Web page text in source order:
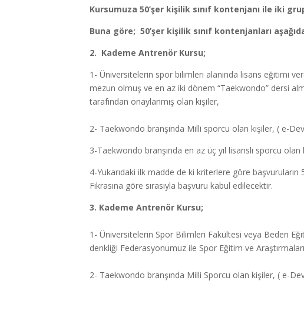
Kursumuza 50’şer kişilik sınıf kontenjanı ile iki
Buna göre; 50’şer kişilik sınıf kontenjanları
2. Kademe Antrenör Kursu;
1- Üniversitelerin spor bilimleri alanında lisans eğitimi
mezun olmuş ve en az iki dönem “Taekwondo” dersi
tarafından onaylanmış olan kişiler,
2- Taekwondo branşında Milli sporcu olan kişiler, ( e-
3-Taekwondo branşında en az üç yıl lisanslı sporcu olan
4-Yukarıdaki ilk madde de ki kriterlere göre
Fıkrasına göre sırasıyla başvuru kabul edilecektir.
3. Kademe Antrenör Kursu;
1- Üniversitelerin Spor Bilimleri Fakültesi veya Beden
denkliği Federasyonumuz ile Spor Eğitim ve
2- Taekwondo branşında Milli Sporcu olan kişiler, ( e-